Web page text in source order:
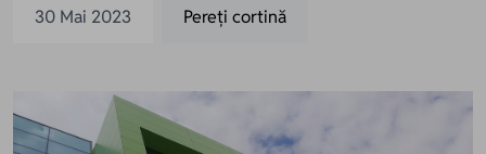
30 Mai 2023 Pereți cortină